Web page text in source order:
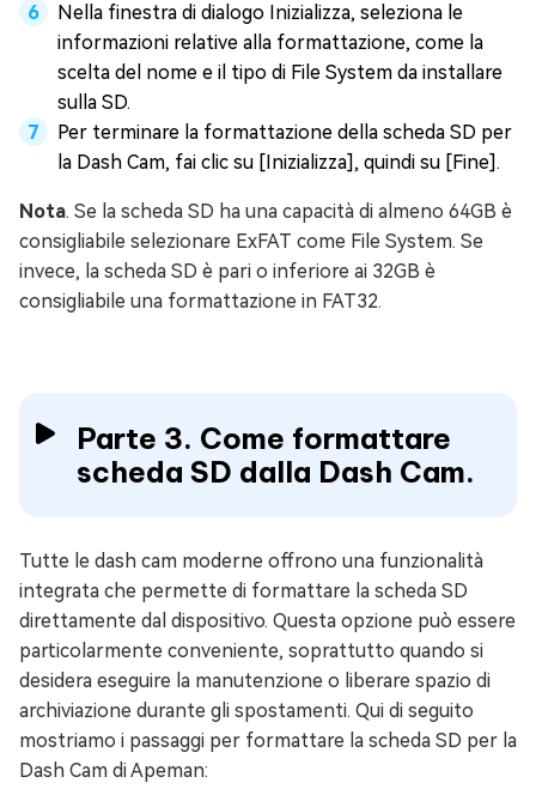
Nella finestra di dialogo Inizializza, seleziona le
informazioni relative alla formattazione, come la
scelta del nome e il tipo di File System da installare
sulla SD.
Per terminare la formattazione della scheda SD per
la Dash Cam, fai clic su [Inizializza], quindi su [Fine].
Nota. Se la scheda SD ha una capacità di almeno 64GB è
consigliabile selezionare ExFAT come File System. Se
invece, la scheda SD è pari o inferiore ai 32GB è
consigliabile una formattazione in FAT32.
Parte 3. Come formattare
scheda SD dalla Dash Cam.
Tutte le dash cam moderne offrono una funzionalità
integrata che permette di formattare la scheda SD
direttamente dal dispositivo. Questa opzione può essere
particolarmente conveniente, soprattutto quando si
desidera eseguire la manutenzione o liberare spazio di
archiviazione durante gli spostamenti. Qui di seguito
mostriamo i passaggi per formattare la scheda SD per la
Dash Cam di Apeman: